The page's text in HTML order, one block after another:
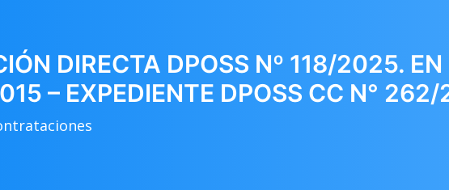
DIRECTA DPOSS Nº 118/2025.
– EXPEDIENTE DPOSS CC N°